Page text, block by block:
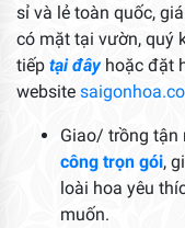
sỉ và lẻ toàn quốc,
có mặt tại vườn, quý
tiếp tại đâyhoặc đặt
website
Giao/ trồng tận
công trọn gói,
loài hoa yêu
muốn.